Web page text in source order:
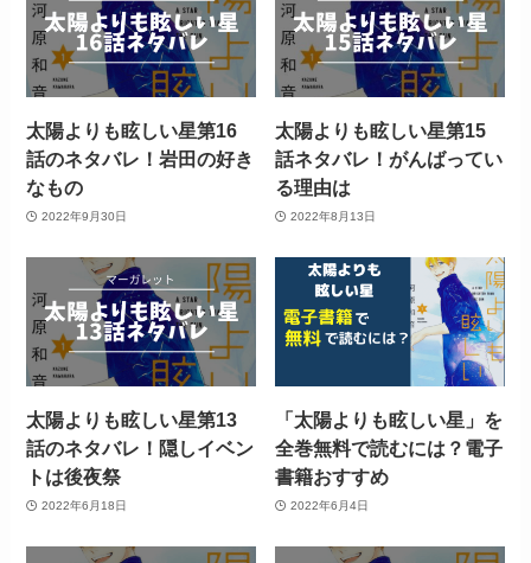
太陽よりも眩しい星第16
話のネタバレ！岩田の好き
なもの
2022年9月30日
太陽よりも眩しい星第15
話ネタバレ！がんばってい
る理由は
2022年8月13日
太陽よりも眩しい星第13
話のネタバレ！隠しイベン
トは後夜祭
2022年6月18日
「太陽よりも眩しい星」を
全巻無料で読むには？電子
書籍おすすめ
2022年6月4日